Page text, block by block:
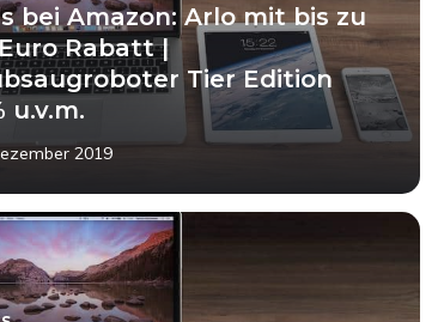
bei Amazon: Arlo mit bis zu
Rabatt |
Tier Edition
u.v.m.
2019